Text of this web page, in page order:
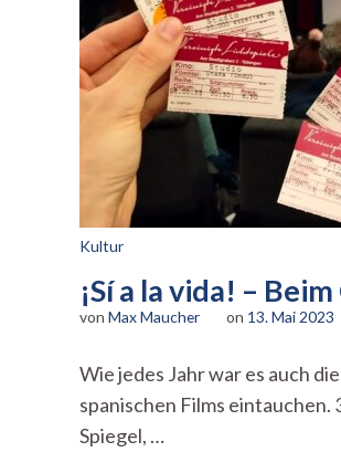
Kultur
¡Sí a la vida! –
von Max Maucher on 13. Mai 2023
Wie jedes Jahr war es auch
spanischen Films eintauchen.
Spiegel, …